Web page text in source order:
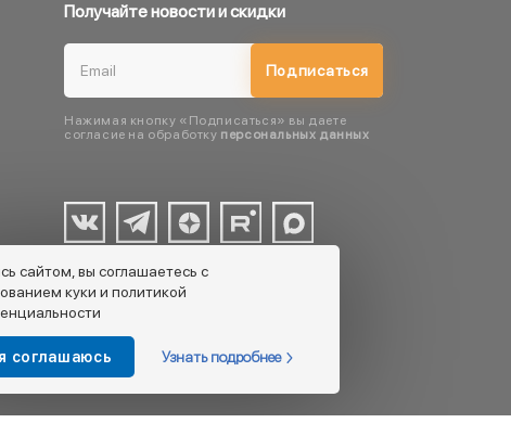
Получайте новости и скидки
Подписаться
Нажимая кнопку «Подписаться» вы даете
согласие на обработку персональных данных
сайтом, вы соглашаетесь с
куки и политикой
соглашаюсь Узнать подробнее